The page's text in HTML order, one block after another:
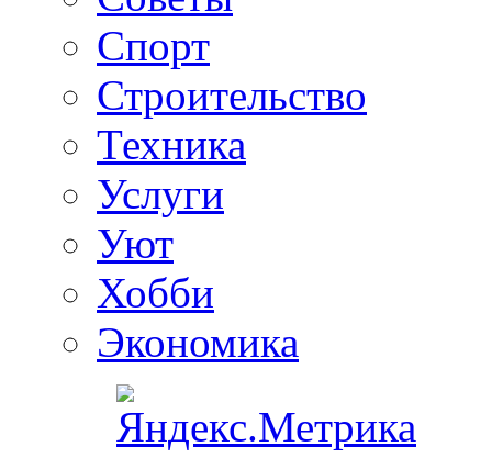
Спорт
Строительство
Техника
Услуги
Уют
Хобби
Экономика